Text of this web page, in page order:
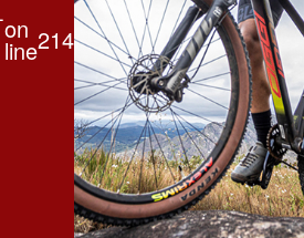
on
line214